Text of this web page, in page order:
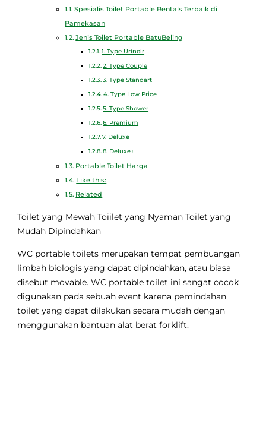
Spesialis Toilet Portable Rentals Terbaik di
Pamekasan
Jenis Toilet Portable BatuBeling
1. Type Urinoir
2. Type Couple
3. Type Standart
4. Type Low Price
5. Type Shower
6. Premium
7. Deluxe
8. Deluxe+
Portable Toilet Harga
Like this:
Related
Toilet yang Mewah Toiilet yang Nyaman Toilet yang
Mudah Dipindahkan
WC portable toilets merupakan tempat pembuangan
limbah biologis yang dapat dipindahkan, atau biasa
disebut movable. WC portable toilet ini sangat cocok
digunakan pada sebuah event karena pemindahan
toilet yang dapat dilakukan secara mudah dengan
menggunakan bantuan alat berat forklift.